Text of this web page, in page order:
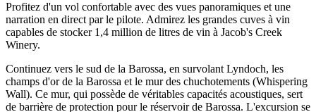
Profitez d'un vol confortable avec des vues panoramiques et une
narration en direct par le pilote. Admirez les grandes cuves à vin
capables de stocker 1,4 million de litres de vin à Jacob's Creek
Winery.
Continuez vers le sud de la Barossa, en survolant Lyndoch, les
champs d'or de la Barossa et le mur des chuchotements (Whispering
Wall). Ce mur, qui possède de véritables capacités acoustiques, sert
de barrière de protection pour le réservoir de Barossa. L'excursion se